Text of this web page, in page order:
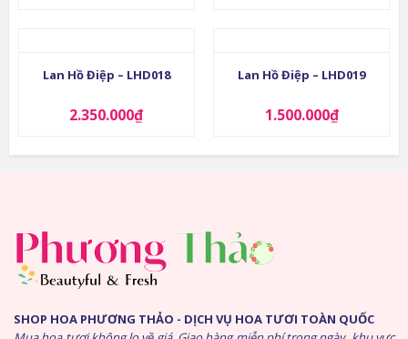
Lan Hồ Điệp – LHD018
2.350.000₫
Lan Hồ Điệp – LHD019
1.500.000₫
SHOP HOA PHƯƠNG THẢO - DỊCH VỤ HOA TƯƠI TOÀN QUỐC